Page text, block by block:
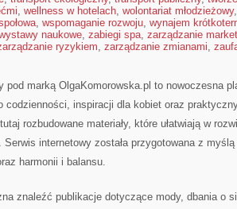
, wellness w hotelach, wolontariat młodzieżowy
, wspomaganie rozwoju, wynajem
naukowe, zabiegi spa, zarządzanie
ryzykiem, zarządzanie zmianami,
pod marką OlgaKomorowska.pl to nowoczesna
codzienności, inspiracji dla kobiet oraz
rozbudowane materiały, które ułatwiają w
Serwis internetowy została przygotowana z
harmonii i balansu.
znaleźć publikacje dotyczące mody, dbania o